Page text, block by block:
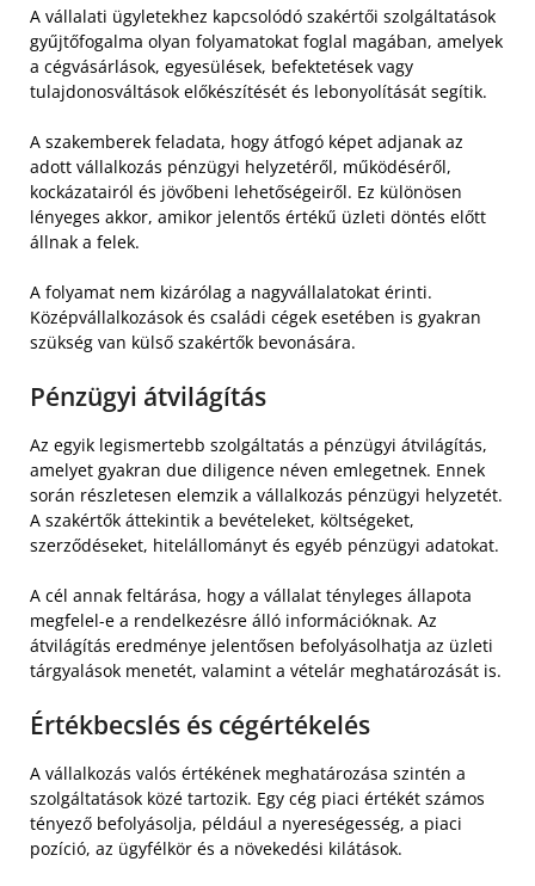
A vállalati ügyletekhez kapcsolódó szakértői szolgáltatások
gyűjtőfogalma olyan folyamatokat foglal magában, amelyek
a cégvásárlások, egyesülések, befektetések vagy
tulajdonosváltások előkészítését és lebonyolítását segítik.
A szakemberek feladata, hogy átfogó képet adjanak az
adott vállalkozás pénzügyi helyzetéről, működéséről,
kockázatairól és jövőbeni lehetőségeiről. Ez különösen
lényeges akkor, amikor jelentős értékű üzleti döntés előtt
állnak a felek.
A folyamat nem kizárólag a nagyvállalatokat érinti.
Középvállalkozások és családi cégek esetében is gyakran
szükség van külső szakértők bevonására.
Pénzügyi átvilágítás
Az egyik legismertebb szolgáltatás a pénzügyi átvilágítás,
amelyet gyakran due diligence néven emlegetnek. Ennek
során részletesen elemzik a vállalkozás pénzügyi helyzetét.
A szakértők áttekintik a bevételeket, költségeket,
szerződéseket, hitelállományt és egyéb pénzügyi adatokat.
A cél annak feltárása, hogy a vállalat tényleges állapota
megfelel-e a rendelkezésre álló információknak. Az
átvilágítás eredménye jelentősen befolyásolhatja az üzleti
tárgyalások menetét, valamint a vételár meghatározását is.
Értékbecslés és cégértékelés
A vállalkozás valós értékének meghatározása szintén a
szolgáltatások közé tartozik. Egy cég piaci értékét számos
tényező befolyásolja, például a nyereségesség, a piaci
pozíció, az ügyfélkör és a növekedési kilátások.